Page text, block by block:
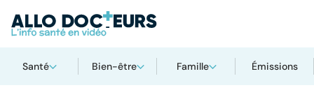
Santé Bien-être Famille Émissions